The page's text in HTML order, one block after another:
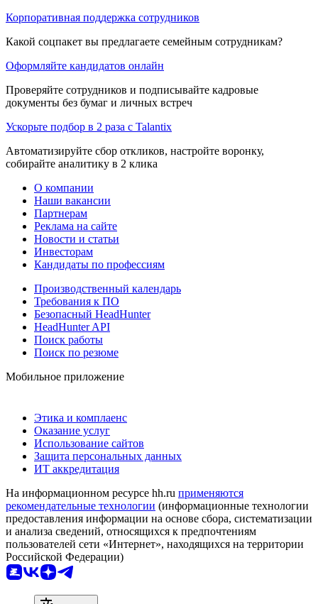
Корпоративная поддержка сотрудников
Какой соцпакет вы предлагаете семейным сотрудникам?
Оформляйте кандидатов онлайн
Проверяйте сотрудников и подписывайте кадровые
документы без бумаг и личных встреч
Ускорьте подбор в 2 раза с Talantix
Автоматизируйте сбор откликов, настройте воронку,
собирайте аналитику в 2 клика
О компании
Наши вакансии
Партнерам
Реклама на сайте
Новости и статьи
Инвесторам
Кандидаты по профессиям
Производственный календарь
Требования к ПО
Безопасный HeadHunter
HeadHunter API
Поиск работы
Поиск по резюме
Мобильное приложение
Этика и комплаенс
Оказание услуг
Использование сайтов
Защита персональных данных
ИТ аккредитация
На информационном ресурсе hh.ru применяются
рекомендательные технологии (информационные технологии
предоставления информации на основе сбора, систематизации
и анализа сведений, относящихся к предпочтениям
пользователей сети «Интернет», находящихся на территории
Российской Федерации)